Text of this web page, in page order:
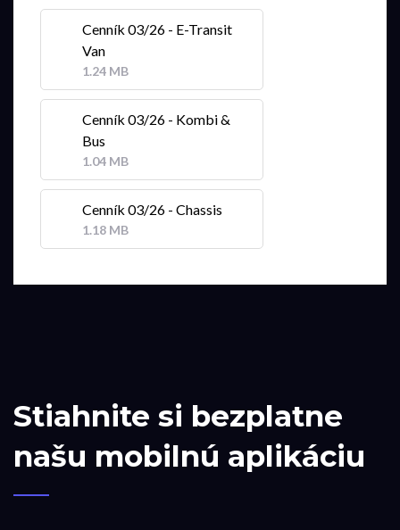
Cenník 03/26 - E-Transit
Van
1.24 MB
Cenník 03/26 - Kombi &
Bus
1.04 MB
Cenník 03/26 - Chassis
1.18 MB
Stiahnite si bezplatne
našu mobilnú aplikáciu